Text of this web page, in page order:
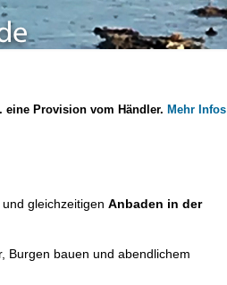
eine Provision vom Händler. Mehr Infos
gleichzeitigen Anbaden in der
Burgen bauen und abendlichem